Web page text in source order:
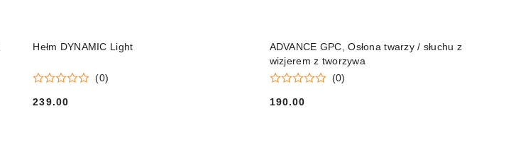
Hełm DYNAMIC Light
(0)
Cena:
239.00
ADVANCE GPC, Osłona twarzy / słuchu z
wizjerem z tworzywa
(0)
Cena:
190.00